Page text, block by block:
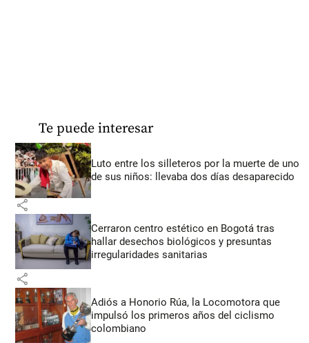
Te puede interesar
Luto entre los silleteros por la muerte de uno
de sus niños: llevaba dos días desaparecido
share
Cerraron centro estético en Bogotá tras
hallar desechos biológicos y presuntas
irregularidades sanitarias
share
Adiós a Honorio Rúa, la Locomotora que
impulsó los primeros años del ciclismo
colombiano